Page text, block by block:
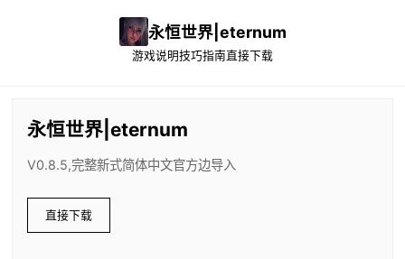
永恒世界|eternum
游戏说明技巧指南直接下载
永恒世界|eternum
V0.8.5,完整新式简体中文官方边导入
直接下载